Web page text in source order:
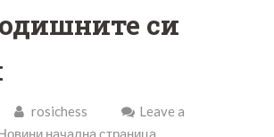
си
rosichess
Leave a
начална страница